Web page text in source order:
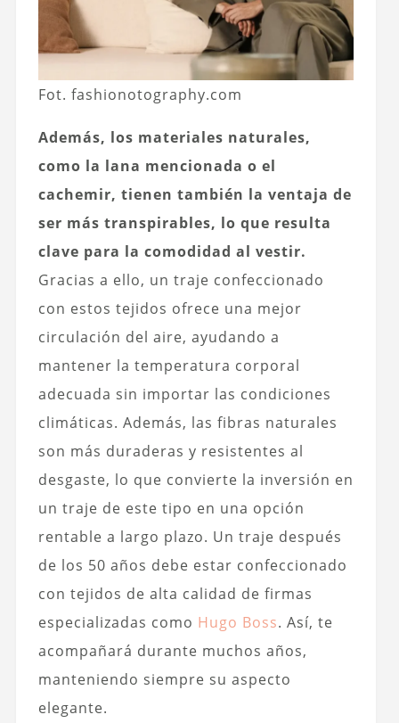
Fot. fashionotography.com
Además, los materiales naturales,
como la lana mencionada o el
cachemir, tienen también la ventaja de
ser más transpirables, lo que resulta
clave para la comodidad al vestir.
Gracias a ello, un traje confeccionado
con estos tejidos ofrece una mejor
circulación del aire, ayudando a
mantener la temperatura corporal
adecuada sin importar las condiciones
climáticas. Además, las fibras naturales
son más duraderas y resistentes al
desgaste, lo que convierte la inversión en
un traje de este tipo en una opción
rentable a largo plazo. Un traje después
de los 50 años debe estar confeccionado
con tejidos de alta calidad de firmas
especializadas como Hugo Boss. Así, te
acompañará durante muchos años,
manteniendo siempre su aspecto
elegante.